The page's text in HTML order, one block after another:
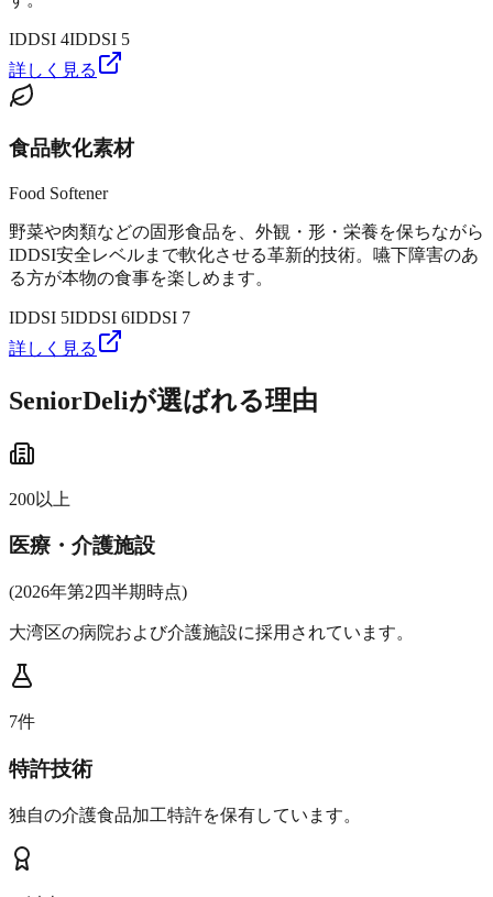
IDDSI 4IDDSI 5
詳しく見る
食品軟化素材
Food Softener
野菜や肉類などの固形食品を、外観・形・栄養を保ちながら
IDDSI安全レベルまで軟化させる革新的技術。嚥下障害のあ
る方が本物の食事を楽しめます。
IDDSI 5IDDSI 6IDDSI 7
詳しく見る
SeniorDeliが選ばれる理由
200以上
医療・介護施設
(2026年第2四半期時点)
大湾区の病院および介護施設に採用されています。
7件
特許技術
独自の介護食品加工特許を保有しています。